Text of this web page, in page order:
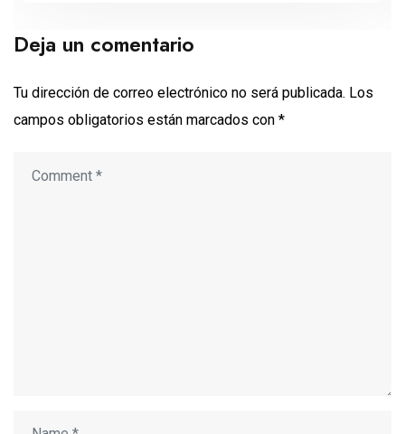
Deja un comentario
Tu dirección de correo electrónico no será publicada. Los
campos obligatorios están marcados con *